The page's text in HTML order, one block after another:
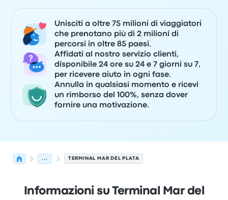
Unisciti a oltre 75 milioni di viaggiatori
che prenotano più di 2 milioni di
percorsi in oltre 85 paesi.
Affidati al nostro servizio clienti,
disponibile 24 ore su 24 e 7 giorni su 7,
per ricevere aiuto in ogni fase.
Annulla in qualsiasi momento e ricevi
un rimborso del 100%, senza dover
fornire una motivazione.
... TERMINAL MAR DEL PLATA
Informazioni su Terminal Mar del